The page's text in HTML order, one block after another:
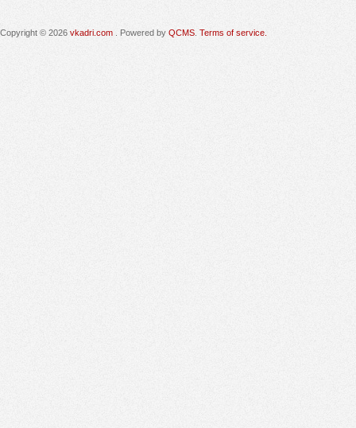
Copyright © 2026 vkadri.com . Powered by QCMS Terms of service.